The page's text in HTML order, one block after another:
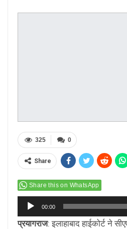
0
325
Share
Share this on WhatsApp
Audio
Player
00:00
प्रयागराज: इलाहाबाद हाईकोर्ट ने